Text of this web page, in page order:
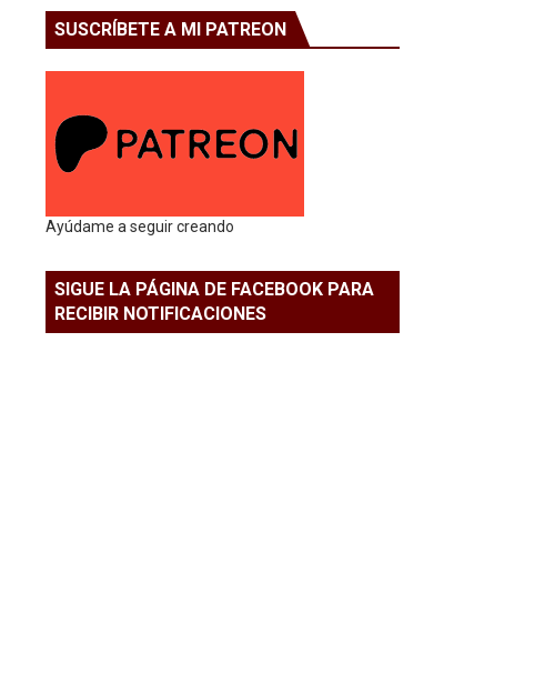
SUSCRÍBETE A MI PATREON
Ayúdame a seguir creando
SIGUE LA PÁGINA DE FACEBOOK PARA
RECIBIR NOTIFICACIONES